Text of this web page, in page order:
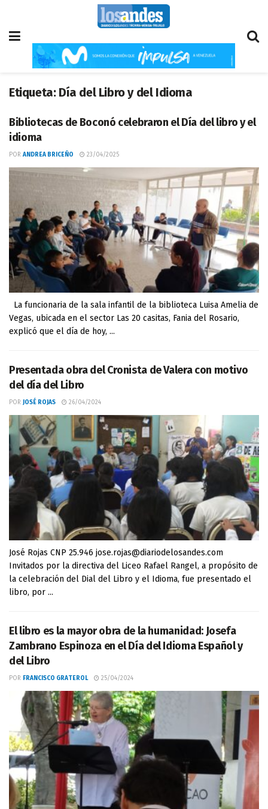
Etiqueta: Día del Libro y del Idioma
Bibliotecas de Boconó celebraron el Día del libro y el
idioma
POR ANDREA BRICEÑO 23/04/2025
La funcionaria de la sala infantil de la biblioteca Luisa Amelia de
Vegas, ubicada en el sector Las 20 casitas, Fania del Rosario,
explicó que el día de hoy, ...
Presentada obra del Cronista de Valera con motivo
del día del Libro
POR JOSÉ ROJAS 26/04/2024
José Rojas CNP 25.946 jose.rojas@diariodelosandes.com
Invitados por la directiva del Liceo Rafael Rangel, a propósito de
la celebración del Dial del Libro y el Idioma, fue presentado el
libro, por ...
El libro es la mayor obra de la humanidad: Josefa
Zambrano Espinoza en el Día del Idioma Español y
del Libro
POR FRANCISCO GRATEROL 25/04/2024